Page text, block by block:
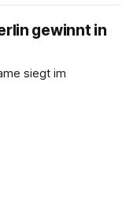
gewinnt in
siegt im